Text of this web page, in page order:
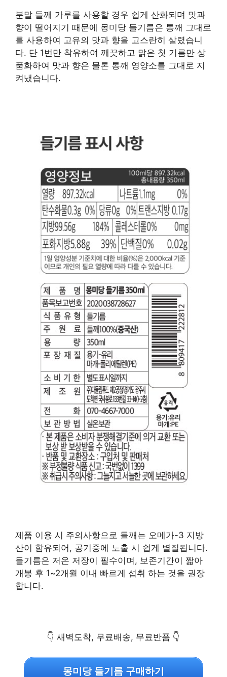
분말 들깨 가루를 사용할 경우 쉽게 산화되며 맛과
향이 떨어지기 때문에 몽미당 들기름은 통깨 그대로
를 사용하여 고유의 맛과 향을 고스란히 살렸습니
다. 단 1번만 착유하여 깨끗하고 맑은 첫 기름만 상
품화하여 맛과 향은 물론 통깨 영양소를 그대로 지
켜냈습니다.
제품 이용 시 주의사항으로 들깨는 오메가-3 지방
산이 함유되어, 공기중에 노출 시 쉽게 별질됩니다.
들기름은 저온 저장이 필수이며, 보존기간이 짧아
개봉 후 1~2개월 이내 빠르게 섭취 하는 것을 권장
합니다.
👇 새벽도착, 무료배송, 무료반품 👇
몽미당 들기름 구매하기